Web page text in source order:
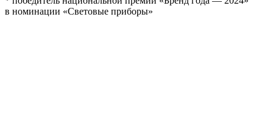
в номинации «Световые приборы»